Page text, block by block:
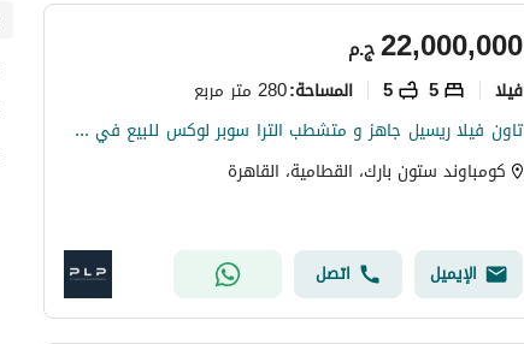
ج.م22,000,000
فیلا 5
5 المساحة:280 متر مربع
تاون فيلا ريسيل جاهز و متشطب الترا سوبر لوكس للبيع في ستون بارك التجمع الخامس Stone Park New Cairo
كومباوند ستون بارك، القطامية، القاهرة
الإيميل اتصل